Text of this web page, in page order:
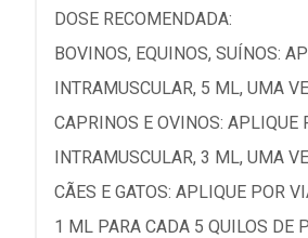
DOSE RECOMENDADA:
BOVINOS, EQUINOS, SUÍNOS:
INTRAMUSCULAR, 5 ML, UMA
CAPRINOS E OVINOS: APLIQUE
INTRAMUSCULAR, 3 ML, UMA
CÃES E GATOS: APLIQUE POR
1 ML PARA CADA 5 QUILOS DE